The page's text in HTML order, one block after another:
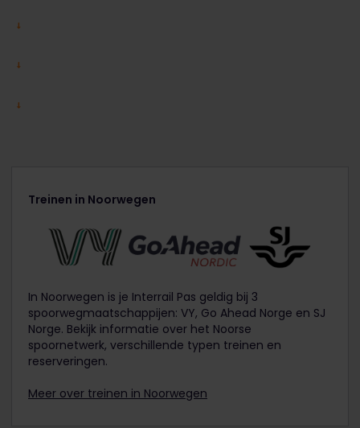
Treinen in Noorwegen
In Noorwegen is je Interrail Pas geldig bij 3
spoorwegmaatschappijen: VY, Go Ahead Norge en SJ
Norge. Bekijk informatie over het Noorse
spoornetwerk, verschillende typen treinen en
reserveringen.
Meer over treinen in Noorwegen